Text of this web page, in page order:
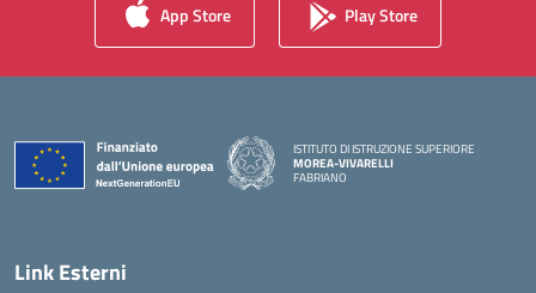
App Store Play Store
ISTITUTO DI ISTRUZIONE SUPERIORE
MOREA-VIVARELLI
FABRIANO
Link Esterni